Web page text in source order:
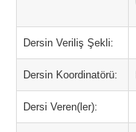
Dersin Veriliş Şekli:
Dersin Koordinatörü:
Dersi Veren(ler):